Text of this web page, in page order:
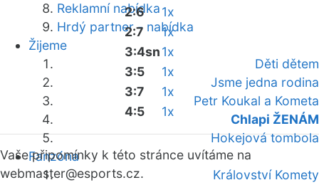
Reklamní nabídka
Hrdý partner - nabídka
Žijeme
Děti dětem
Jsme jedna rodina
Petr Koukal a Kometa
Chlapi ŽENÁM
Hokejová tombola
Fanzóna
Království Komety
2:6
1x
2:7
1x
3:4sn1x
3:5
1x
3:7
1x
4:5
1x
Vaše připomínky k této stránce uvítáme na
webmaster@esports.cz.